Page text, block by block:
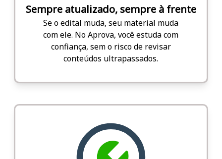
Sempre atualizado, sempre à frente
Se o edital muda, seu material muda
com ele. No Aprova, você estuda com
confiança, sem o risco de revisar
conteúdos ultrapassados.